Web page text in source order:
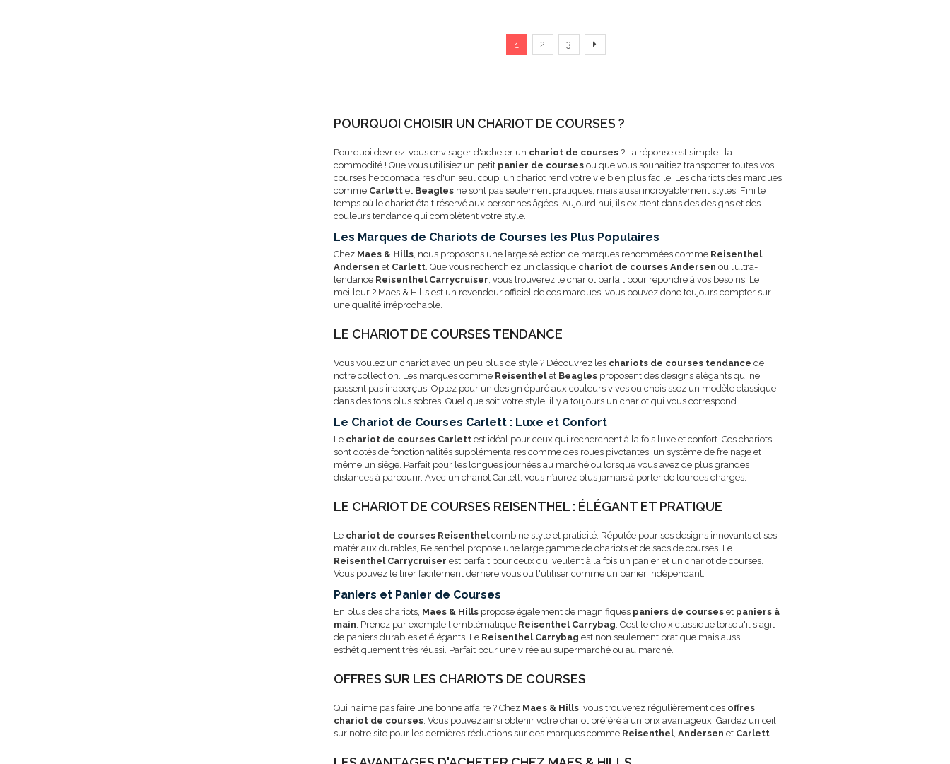
Page
Vous lisez actuellement la page
1
Page
2
Page
3
Page
POURQUOI CHOISIR UN CHARIOT DE COURSES ?
Pourquoi devriez-vous envisager d'acheter un chariot de courses ? La réponse est simple : la
commodité ! Que vous utilisiez un petit panier de courses ou que vous souhaitiez transporter toutes vos
courses hebdomadaires d'un seul coup, un chariot rend votre vie bien plus facile. Les chariots des marques
comme Carlett et Beagles ne sont pas seulement pratiques, mais aussi incroyablement stylés. Fini le
temps où le chariot était réservé aux personnes âgées. Aujourd'hui, ils existent dans des designs et des
couleurs tendance qui complètent votre style.
Les Marques de Chariots de Courses les Plus Populaires
Chez Maes & Hills , nous proposons une large sélection de marques renommées comme Reisenthel,
Andersen et Carlett . Que vous recherchiez un classique chariot de courses Andersen ou l’ultra-
tendance Reisenthel Carrycruiser , vous trouverez le chariot parfait pour répondre à vos besoins. Le
meilleur ? Maes & Hills est un revendeur officiel de ces marques, vous pouvez donc toujours compter sur
une qualité irréprochable.
LE CHARIOT DE COURSES TENDANCE
Vous voulez un chariot avec un peu plus de style ? Découvrez les chariots de courses tendance de
notre collection. Les marques comme Reisenthelet Beagles proposent des designs élégants qui ne
passent pas inaperçus. Optez pour un design épuré aux couleurs vives ou choisissez un modèle classique
dans des tons plus sobres. Quel que soit votre style, il y a toujours un chariot qui vous correspond.
Le Chariot de Courses Carlett : Luxe et Confort
Le chariot de courses Carlett est idéal pour ceux qui recherchent à la fois luxe et confort. Ces chariots
sont dotés de fonctionnalités supplémentaires comme des roues pivotantes, un système de freinage et
même un siège. Parfait pour les longues journées au marché ou lorsque vous avez de plus grandes
distances à parcourir. Avec un chariot Carlett, vous n’aurez plus jamais à porter de lourdes charges.
LE CHARIOT DE COURSES REISENTHEL : ÉLÉGANT ET PRATIQUE
Le chariot de courses Reisenthelcombine style et praticité. Réputée pour ses designs innovants et ses
matériaux durables, Reisenthel propose une large gamme de chariots et de sacs de courses. Le
Reisenthel Carrycruiser est parfait pour ceux qui veulent à la fois un panier et un chariot de courses.
Vous pouvez le tirer facilement derrière vous ou l'utiliser comme un panier indépendant.
Paniers et Panier de Courses
En plus des chariots, Maes & Hills propose également de magnifiques paniers de courses et paniers à
main . Prenez par exemple l'emblématique Reisenthel Carrybag . C’est le choix classique lorsqu'il s'agit
de paniers durables et élégants. Le Reisenthel Carrybag est non seulement pratique mais aussi
esthétiquement très réussi. Parfait pour une virée au supermarché ou au marché.
OFFRES SUR LES CHARIOTS DE COURSES
Qui n’aime pas faire une bonne affaire ? Chez Maes & Hills , vous trouverez régulièrement des offres
chariot de courses . Vous pouvez ainsi obtenir votre chariot préféré à un prix avantageux. Gardez un œil
sur notre site pour les dernières réductions sur des marques comme Reisenthel, Andersen et Carlett